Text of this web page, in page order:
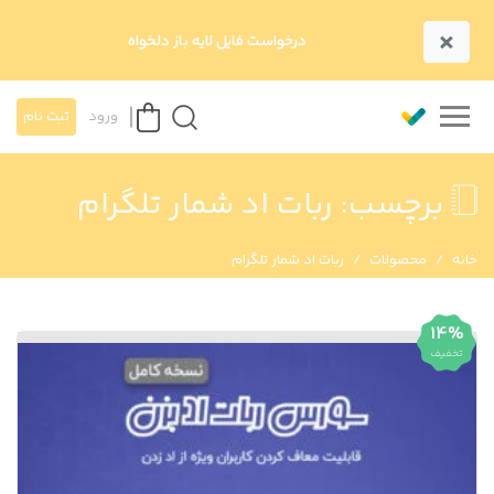
× درخواست فایل لایه باز دلخواه
ورود ثبت نام
برچسب: ربات اد شمار تلگرام
خانه محصولات ربات اد شمار تلگرام
14%
تخفیف